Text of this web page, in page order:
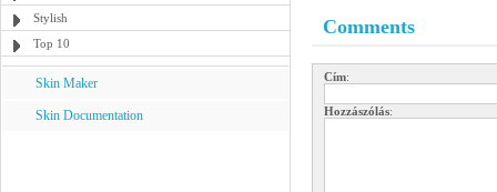
Stylish
Top 10
Skin Maker
Skin Documentation
Comments
Cím:
Hozzászólás: